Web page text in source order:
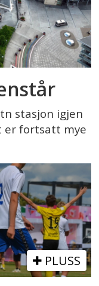
stasjon igjen
er fortsatt mye
PLUSS